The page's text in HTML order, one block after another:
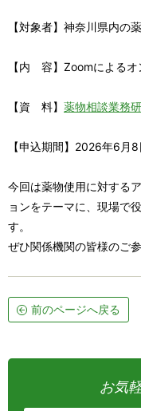
【対象者】神奈川県内の
【内 容】Zoomによるオ
【資 料】 薬物相談業務
【申込期間】2026年6月
今回は薬物使用に対する
ョンをテーマに、現場で
す。
ぜひ関係機関の皆様のご
前のページへ戻る
お気